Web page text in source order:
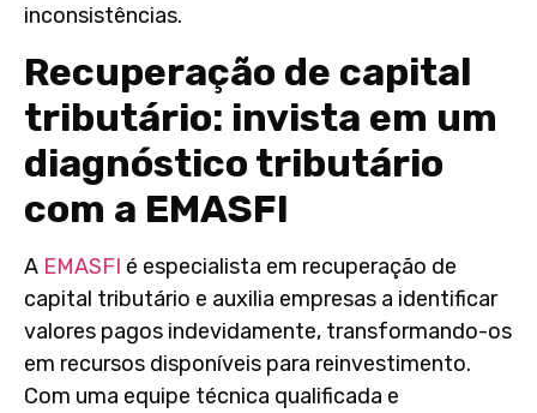
inconsistências.
Recuperação de capital
tributário: invista em um
diagnóstico tributário
com a EMASFI
A EMASFI é especialista em recuperação de
capital tributário e auxilia empresas a identificar
valores pagos indevidamente, transformando-os
em recursos disponíveis para reinvestimento.
Com uma equipe técnica qualificada e